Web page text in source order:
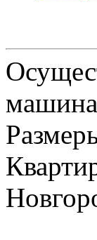
машина